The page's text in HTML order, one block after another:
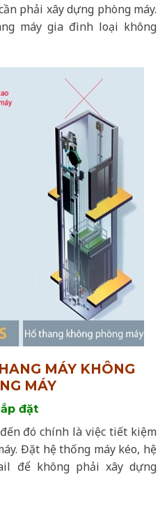
phải xây dựng phòng máy.
máy gia đình loại không
MÁY KHÔNG
MÁY
đặt
đó chính là việc tiết kiệm
Đặt hệ thống máy kéo, hệ
để không phải xây dựng